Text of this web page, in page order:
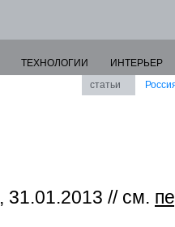
ТЕХНОЛОГИИ
ИНТЕРЬЕР
статьи
, 31.01.2013 // см.